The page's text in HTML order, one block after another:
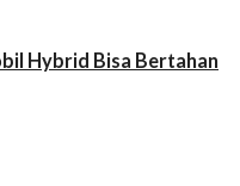
Hybrid Bisa Bertahan